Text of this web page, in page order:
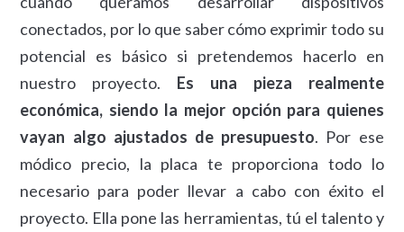
conectados, por lo que saber cómo exprimir todo su
potencial es básico si pretendemos hacerlo en
nuestro proyecto. Es una pieza realmente
económica, siendo la mejor opción para quienes
vayan algo ajustados de presupuesto. Por ese
módico precio, la placa te proporciona todo lo
necesario para poder llevar a cabo con éxito el
proyecto. Ella pone las herramientas, tú el talento y